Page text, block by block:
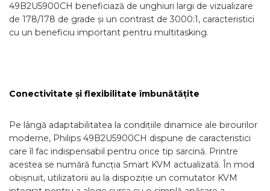
49B2U5900CH beneficiază de unghiuri largi de vizualizare
de 178/178 de grade și un contrast de 3000:1, caracteristici
cu un beneficiu important pentru multitasking.
Conectivitate și flexibilitate îmbunătățite
Pe lângă adaptabilitatea la condițiile dinamice ale birourilor
moderne, Philips 49B2U5900CH dispune de caracteristici
care îl fac indispensabil pentru orice tip sarcină. Printre
acestea se numără funcția Smart KVM actualizată. În mod
obișnuit, utilizatorii au la dispoziție un comutator KVM